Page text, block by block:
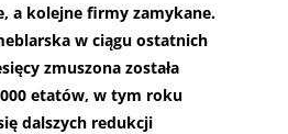
a kolejne firmy zamykane.
w ciągu ostatnich
zmuszona została
etatów, w tym roku
dalszych redukcji